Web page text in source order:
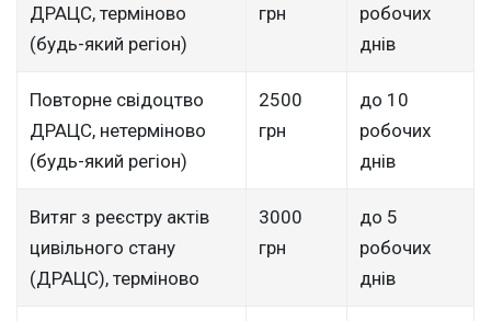
ДРАЦС, терміново
(будь-який регіон)
грн
робочих
днів
Повторне свідоцтво
ДРАЦС, нетерміново
(будь-який регіон)
2500
грн
до 10
робочих
днів
Витяг з реєстру актів
цивільного стану
(ДРАЦС), терміново
3000
грн
до 5
робочих
днів